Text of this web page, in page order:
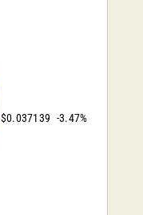
$0.037139 -3.47%